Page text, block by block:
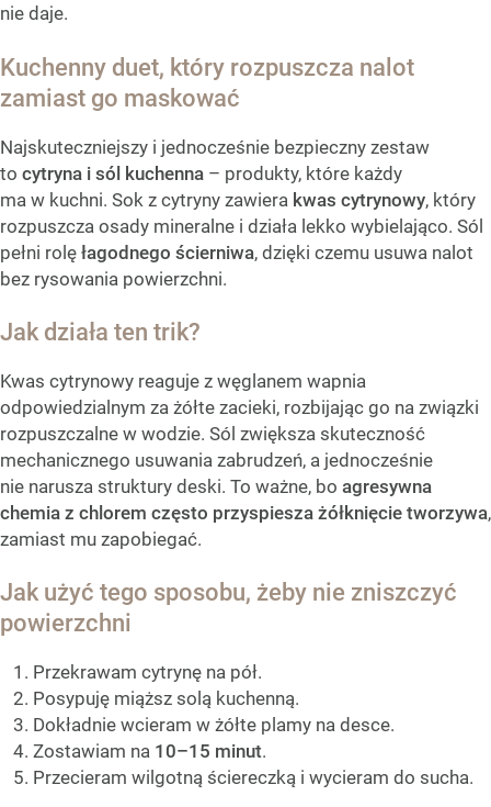
nie daje.
Kuchenny duet, który rozpuszcza nalot
zamiast go maskować
Najskuteczniejszy i jednocześnie bezpieczny zestaw
to cytryna i sól kuchenna – produkty, które każdy
ma w kuchni. Sok z cytryny zawiera kwas cytrynowy, który
rozpuszcza osady mineralne i działa lekko wybielająco. Sól
pełni rolę łagodnego ścierniwa, dzięki czemu usuwa nalot
bez rysowania powierzchni.
Jak działa ten trik?
Kwas cytrynowy reaguje z węglanem wapnia
odpowiedzialnym za żółte zacieki, rozbijając go na związki
rozpuszczalne w wodzie. Sól zwiększa skuteczność
mechanicznego usuwania zabrudzeń, a jednocześnie
nie narusza struktury deski. To ważne, bo agresywna
chemia z chlorem często przyspiesza żółknięcie tworzywa,
zamiast mu zapobiegać.
Jak użyć tego sposobu, żeby nie zniszczyć
powierzchni
Przekrawam cytrynę na pół.
Posypuję miąższ solą kuchenną.
Dokładnie wcieram w żółte plamy na desce.
Zostawiam na 10–15 minut.
Przecieram wilgotną ściereczką i wycieram do sucha.